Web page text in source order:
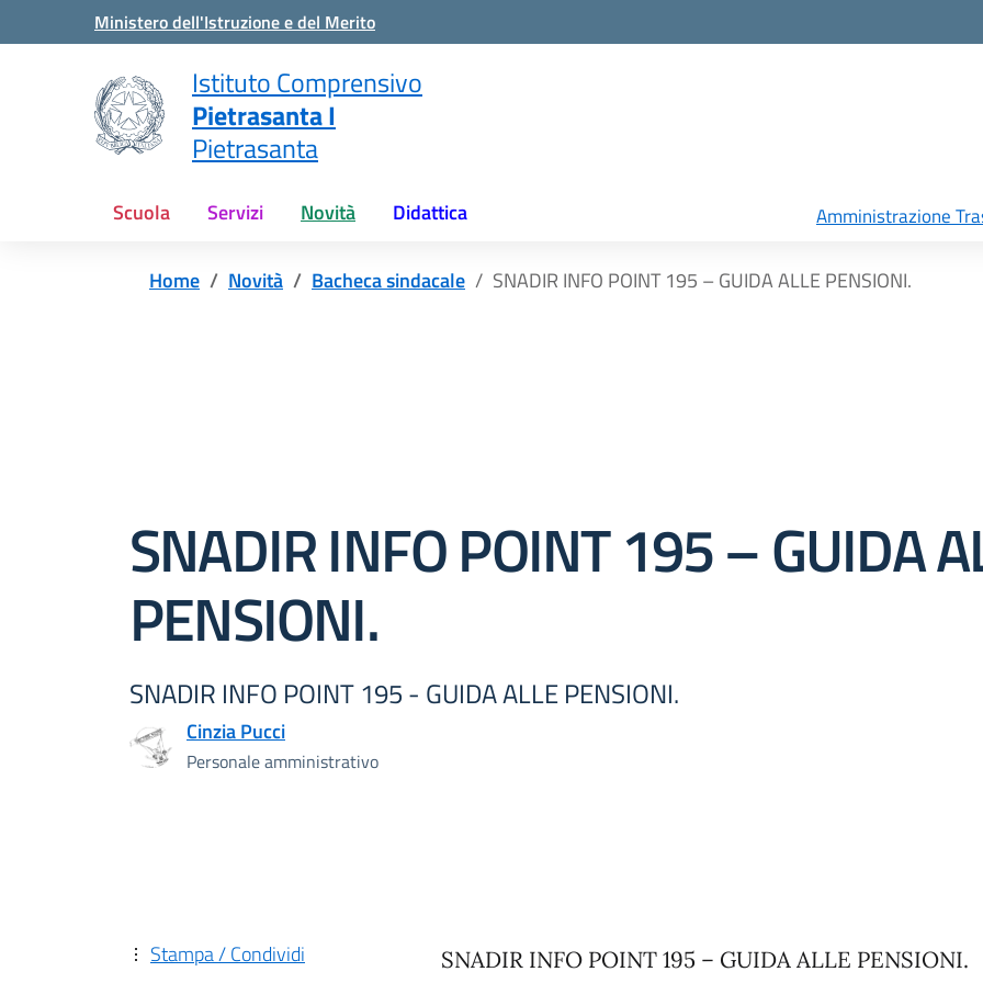
Vai ai contenuti
Vai al menu di navigazione
Ministero dell'Istruzione e del Merito
Istituto Comprensivo
Pietrasanta I
Pietrasanta
Scuola Servizi Novità Didattica Amministrazione
Home Novità Bacheca sindacale SNADIR INFO POINT 195 – GUIDA ALLE PENSIONI.
SNADIR INFO POINT 195 – GUIDA
PENSIONI.
SNADIR INFO POINT 195 - GUIDA ALLE PENSIONI.
Cinzia Pucci
Personale amministrativo
SNADIR INFO POINT 195 – GUIDA ALLE PENSIONI.
Stampa / Condividi